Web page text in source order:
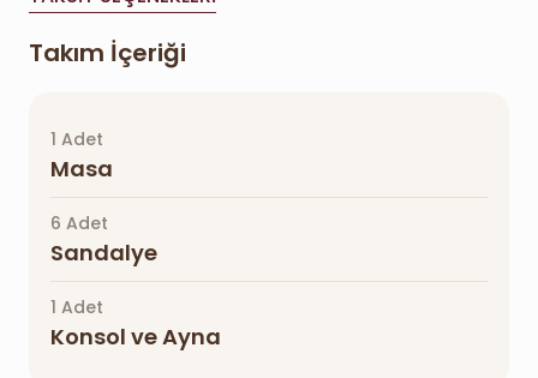
Takım İçeriği
1 Adet
Masa
6 Adet
Sandalye
1 Adet
Konsol ve Ayna